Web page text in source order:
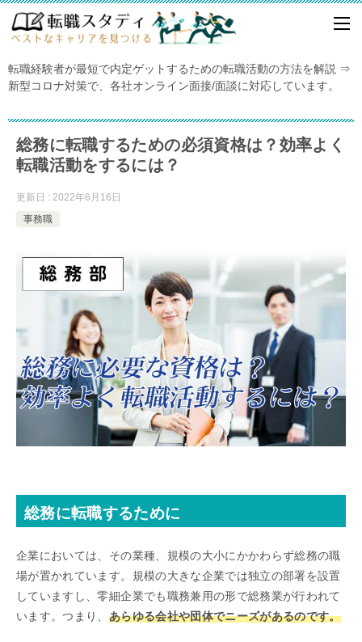
転職経験者が最短で内定ゲットするための転職活動の方法を解説 ⇒
新型コロナ対策で、各社オンライン面接/面談に対応しています。
総務に転職するための必須資格は？効率よく
転職活動をするには？
更新日 : 2022年6月16日
事務職
総務に転職するために
企業においては、その業種、規模の大小にかかわらず総務の職
場が置かれています。規模の大きな企業では独立の部署を設置
していますし、零細企業でも職務兼用の形で総務業が行われて
います。つまり、 あらゆる会社や団体でニーズがあるのです。